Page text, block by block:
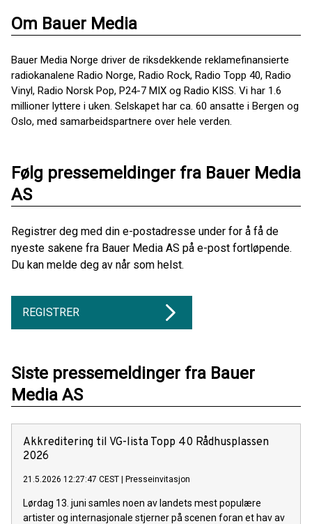
Om Bauer Media
Bauer Media Norge driver de riksdekkende reklamefinansierte
radiokanalene Radio Norge, Radio Rock, Radio Topp 40, Radio
Vinyl, Radio Norsk Pop, P24-7 MIX og Radio KISS. Vi har 1.6
millioner lyttere i uken. Selskapet har ca. 60 ansatte i Bergen og
Oslo, med samarbeidspartnere over hele verden.
Følg pressemeldinger fra Bauer Media
AS
Registrer deg med din e-postadresse under for å få de
nyeste sakene fra Bauer Media AS på e-post fortløpende.
Du kan melde deg av når som helst.
REGISTRER
Siste pressemeldinger fra Bauer
Media AS
Akkreditering til VG-lista Topp 40 Rådhusplassen
2026
21.5.2026 12:27:47 CEST Presseinvitasjon
Lørdag 13. juni samles noen av landets mest populære
artister og internasjonale stjerner på scenen foran et hav av